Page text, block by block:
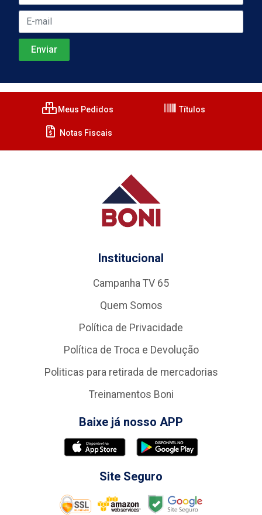
Meus Pedidos Títulos
Notas Fiscais
Institucional
Campanha TV 65
Quem Somos
Política de Privacidade
Política de Troca e Devolução
Politicas para retirada de mercadorias
Treinamentos Boni
Baixe já nosso APP
Site Seguro